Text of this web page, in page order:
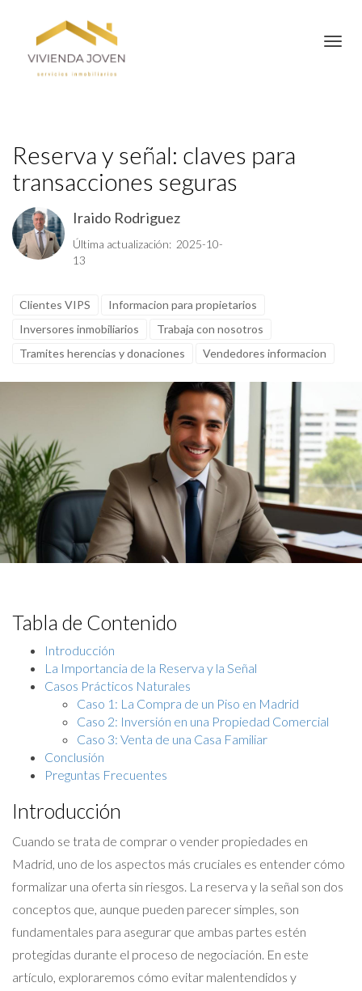
Reserva y señal: claves para
transacciones seguras
Iraido Rodriguez
Última actualización: 2025-10-
13
Clientes VIPS
Informacion para propietarios
Inversores inmobiliarios
Trabaja con nosotros
Tramites herencias y donaciones
Vendedores informacion
Tabla de Contenido
Introducción
La Importancia de la Reserva y la Señal
Casos Prácticos Naturales
Caso 1: La Compra de un Piso en Madrid
Caso 2: Inversión en una Propiedad Comercial
Caso 3: Venta de una Casa Familiar
Conclusión
Preguntas Frecuentes
Introducción
Cuando se trata de comprar o vender propiedades en
Madrid, uno de los aspectos más cruciales es entender cómo
formalizar una oferta sin riesgos. La reserva y la señal son dos
conceptos que, aunque pueden parecer simples, son
fundamentales para asegurar que ambas partes estén
protegidas durante el proceso de negociación. En este
artículo, exploraremos cómo evitar malentendidos y